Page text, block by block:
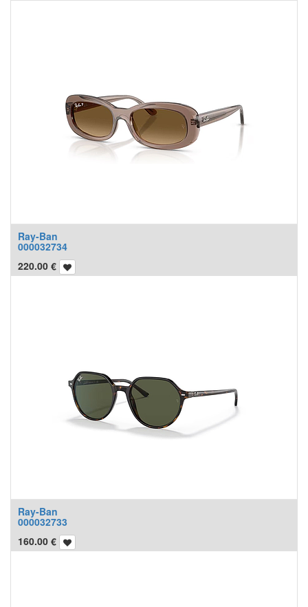
Ray-Ban
000032734
220.00 €
Ray-Ban
000032733
160.00 €